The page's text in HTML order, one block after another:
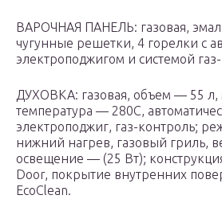
ВАРОЧНАЯ ПАНЕЛЬ: газовая,
чугунные решетки, 4 горелки с
электроподжигом и системой
ДУХОВКА: газовая, объем — 55 л,
температура — 280С,
электроподжиг, газ-контроль;
нижний нагрев, газовый гриль,
освещение — (25 Вт);
Door, покрытие внутренних
EcoClean.